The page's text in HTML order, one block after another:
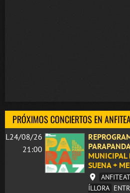
PRÓXIMOS CONCIERTOS EN
L24/08/26
21:00
MUNICIPAL
SUENA +
ÍLLORA